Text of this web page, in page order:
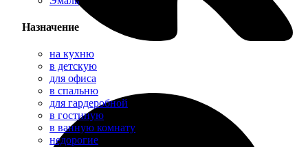
Назначение
на кухню
в детскую
для офиса
в спальню
для гардеробной
в гостиную
в ванную комнату
недорогие